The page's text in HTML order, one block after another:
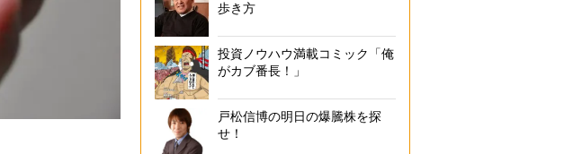
歩き方
投資ノウハウ満載コミック「俺
がカブ番長！」
戸松信博の明日の爆騰株を探
せ！